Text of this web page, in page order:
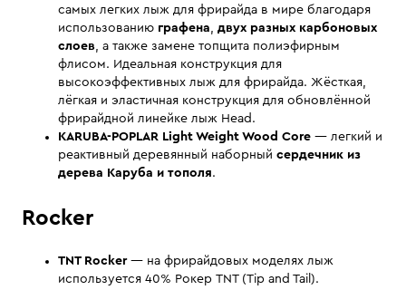
самых легких лыж для фрирайда в мире благодаря
использованию графена, двух разных карбоновых
слоев, а также замене топщита полиэфирным
флисом. Идеальная конструкция для
высокоэффективных лыж для фрирайда. Жёсткая,
лёгкая и эластичная конструкция для обновлённой
фрирайдной линейке лыж Head.
KARUBA-POPLAR Light Weight Wood Core — легкий и
реактивный деревянный наборный сердечник из
дерева Каруба и тополя.
Rocker
TNT Rocker— на фрирайдовых моделях лыж
используется 40% Рокер TNT (Tip and Tail).